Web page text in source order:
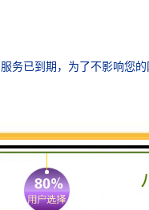
几个方面：
状态、运行情况以及周围
塔机进行操作，如启动、
数和规则，对塔机的工作